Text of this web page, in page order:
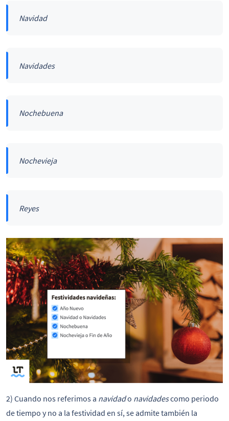
Navidad
Navidades
Nochebuena
Nochevieja
Reyes
2) Cuando nos referimos a navidado navidadescomo periodo
de tiempo y no a la festividad en sí, se admite también la